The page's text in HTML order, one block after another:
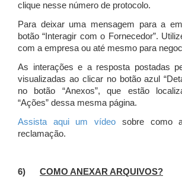
clique nesse número de protocolo.
Para deixar uma mensagem para a
botão “Interagir com o Fornecedor”.
com a empresa ou até mesmo para
As interações e a resposta postadas
visualizadas ao clicar no botão azul
no botão “Anexos”, que estão
“Ações” dessa mesma página.
Assista aqui um vídeo sobre como
reclamação.
6) COMO ANEXAR ARQUIVOS?